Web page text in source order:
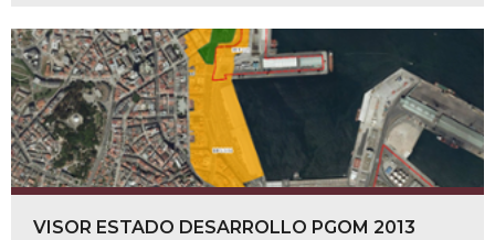
VISOR ESTADO DESARROLLO PGOM 2013